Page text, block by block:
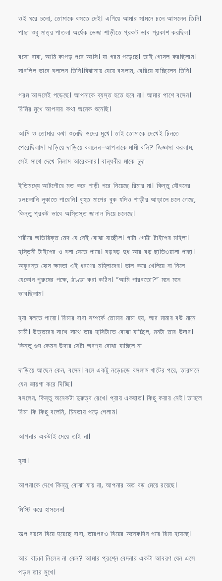
ওই ঘরে চলো, তোমাকে বসতে দেই। এগিয়ে আমার সামনে চলে আসলেন তিনি।
পাছা শুধু মাত্র পাতলা অর্ধেক ভেজা শাড়ীতে প্রকট ভাব প্রকাশ করছিল।
বসো বাবা, আমি কাপড় পরে আসি। যা গরম পড়েছে। তাই গোসল করছিলাম।
সাবলিল ভাবে বললেন তিনি।বিঝানায় যেয়ে বসলাম, বেরিয়ে যাচ্ছিলেন তিনি।
গরম আসলেই পড়েছে। আপনাকে ব্যস্ত হতে হবে না। আমার পাশে বসেন।
রিমির মুখে আপনার কথা অনেক শুনেছি।
আমি ও তোমার কথা শুনেছি ওদের মুখে। তাই তোমাকে দেখেই চিনতে
পেরেছিলাম। দাড়িয়ে দাড়িয়ে বললেন-আপনাকে মামী বলি? জিজ্ঞাসা করলাম,
সেই সাথে দেখে নিলাম আরেকবার। বান্ধবীর মাকে চুদা
ইতিমধ্যে আটপৌরে মত করে শাড়ী পরে নিয়েছে রিমার মা। কিন্তু যৌবনের
ঢলঢলানি লুকাতে পারেনি। বৃহত মাপের বুক যদিও শাড়ীর আড়ালে চলে গেছে,
কিন্তু প্রকট ভাবে অস্তিস্ত জানান দিয়ে চলেছে।
শরীরে অতিরিক্ত মেদ যে নেই বোঝা যাচ্ছীল। গাট্টা গোট্টা টাইপের মহিলা।
হস্তিনী টাইপের ও বলা যেতে পারে। বড়বড় দুধ আর বড় ছাতিওয়ালা পাছা।
অফুরন্ত সেক্স ক্ষমতা এই ধরণের মহিলাদের। ভাল করে খেলিয়ে না নিলে
যেকোন পুরুষের পক্ষে, ঠাণ্ডা করা কঠিন। “আমি পারবতো?” মনে মনে
ভাবছিলাম।
হ্যা বলতে পারো। রিমার বাবা সম্পর্কে তোমার মামা হয়, আর মামার বউ মানে
মামী। উত্তরের সাথে সাথে তার হাসিটাতে বোঝা যাচ্ছিল, মনটা তার উদার।
কিন্তু গুদ কেমন উদার সেটা অবশ্য বোঝা যাচ্ছিল না
দাড়িয়ে আছেন কেন, বসেন। বলে একটু নড়েচড়ে বসলাম খাটের পরে, তারমানে
যেন জায়গা করে দিচ্ছি।
বসলেন, কিন্তু অনেকটা দুরুত্ব রেখে। প্রায় একহাত। কিছু করার নেই। তাহলে
রিমা কি কিছু বলেনি, চিনতায় পড়ে গেলাম।
আপনার একটাই মেয়ে তাই না।
হ্যা।
আপনাকে দেখে কিন্তু বোঝা যায় না, আপনার অত বড় মেয়ে রয়েছে।
মিস্টি করে হাসলেন।
অল্প বয়সে বিয়ে হয়েছে বাবা, তারপরও বিয়ের অনেকদিন পরে রিমা হয়েছে।
আর বাচচা নিলেন না কেন? আমার প্রশ্নে বেদনার একটা আবরণ যেন এসে
পড়ল তার মুখে।